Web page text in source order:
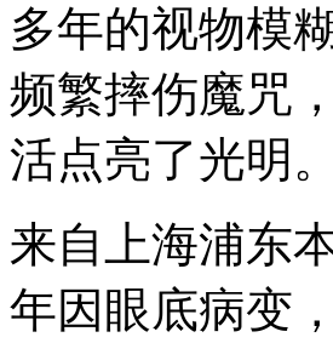
多年的视物模
频繁摔伤魔咒
活点亮了光明。
来自上海浦东
年因眼底病变